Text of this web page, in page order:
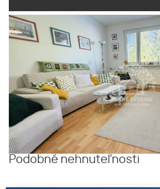
Podobné nehnuteľnosti